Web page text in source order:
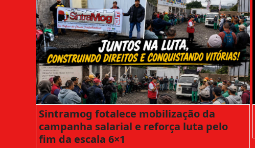
Sintramog fotalece mobilização da
campanha salarial e reforça luta pelo
fim da escala 6×1